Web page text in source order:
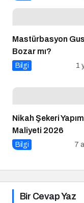
Mastürbasyon
Bozar mı?
Bilgi 1
Nikah Şekeri
Maliyeti 2026
Bilgi 7
Bir Cevap Yaz